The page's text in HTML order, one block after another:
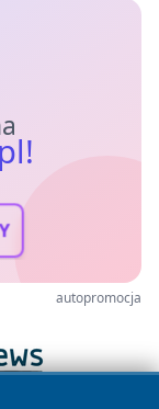
autopromocja